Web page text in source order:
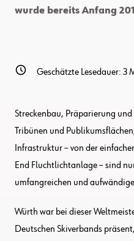
wurde bereits Anfang
Geschätzte Lesedauer: 3
Streckenbau, Präparierung
Tribünen und
Infrastruktur – von der
End Fluchtlichtanlage – sind
umfangreichen und
Würth war bei dieser
Deutschen Skiverbands